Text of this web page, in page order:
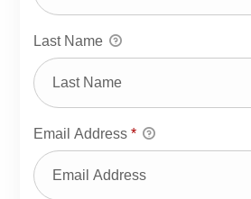
Last Name
Email Address*